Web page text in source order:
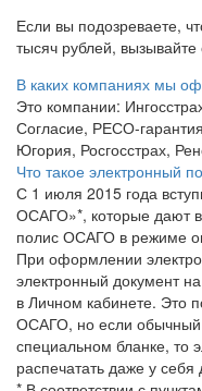
Если вы подозреваете,
тысяч рублей,
В каких компаниях мы
Это компании:
Согласие, РЕСО-
Югория, Росгосстрах,
Что такое электронный
С 1 июля 2015 года
ОСАГО»*, которые дают
полис ОСАГО в режиме
При оформлении
электронный документ
в Личном кабинете. Это
ОСАГО, но если
специальном бланке,
распечатать даже у себя